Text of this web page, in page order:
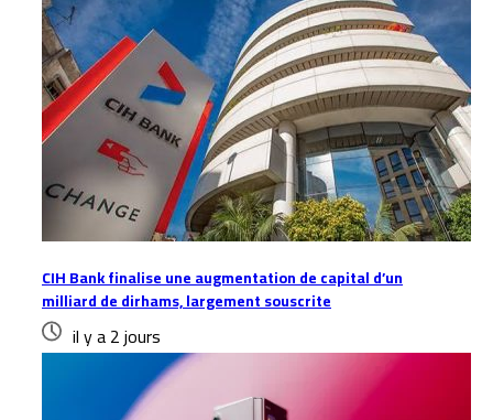
CIH Bank finalise une augmentation de capital d’un
milliard de dirhams, largement souscrite
il y a 2 jours